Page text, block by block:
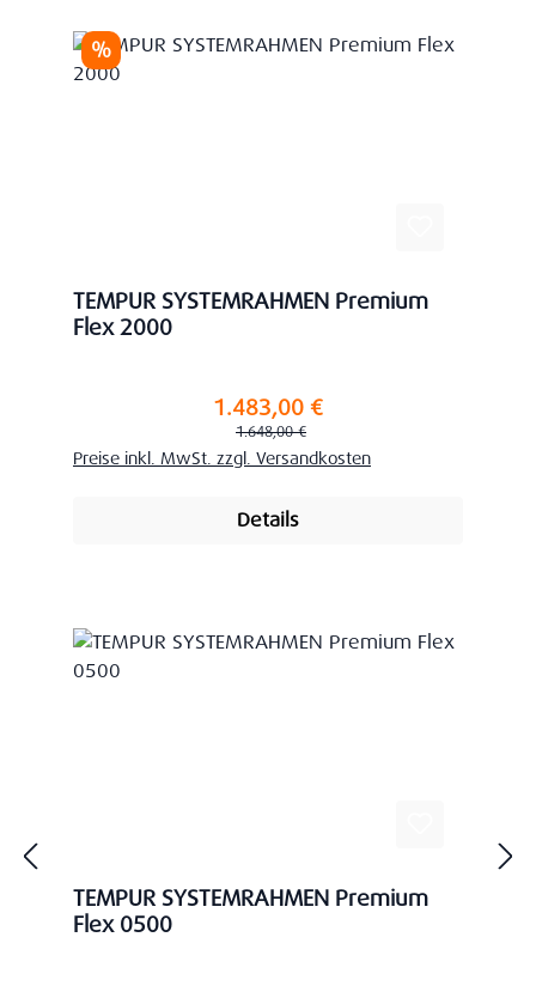
Rabatt
%
TEMPUR SYSTEMRAHMEN Premium
Flex 2000
Verkaufspreis:1.483,00 €
Regulärer Preis:
1.648,00 €
Preise inkl. MwSt. zzgl. Versandkosten
Details
TEMPUR SYSTEMRAHMEN Premium
Flex 0500